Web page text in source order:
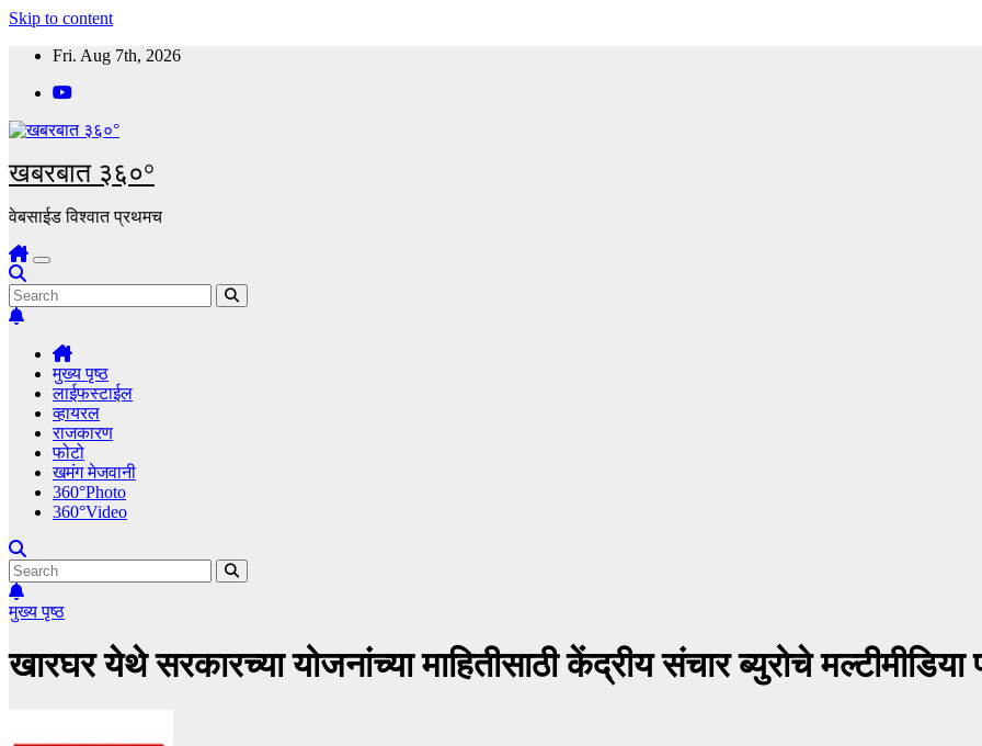
Skip to content
Fri. Aug 7th, 2026
खबरबात ३६०°
वेबसाईड विश्वात प्रथमच
मुख्य पृष्ठ
लाईफस्टाईल
व्हायरल
राजकारण
फोटो
खमंग मेजवानी
360°Photo
360°Video
मुख्य पृष्ठ
खारघर येथे सरकारच्या योजनांच्या माहितीसाठी केंद्रीय संचार ब्युरोचे मल्टीमीडिया